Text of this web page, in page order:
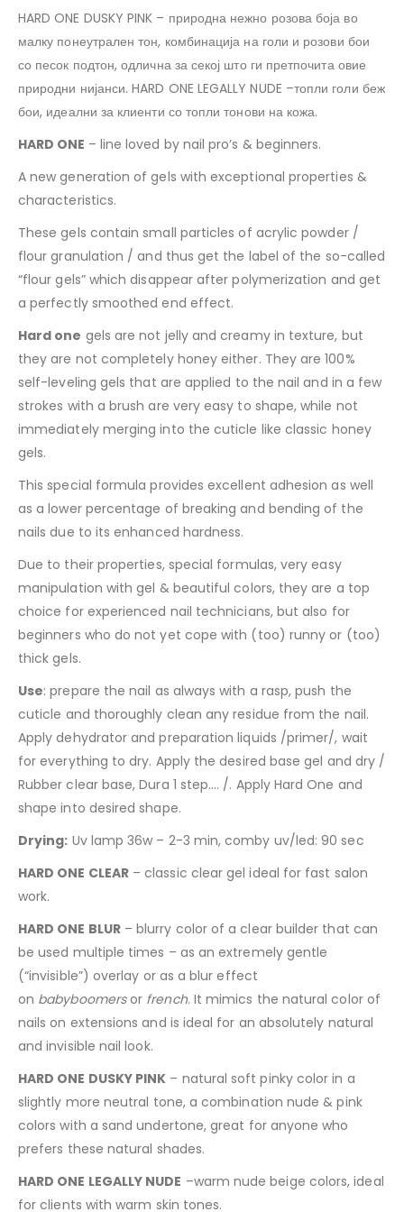
HARD ONE DUSKY PINK – природна нежно розова боја во
малку понеутрален тон, комбинација на голи и розови бои
со песок подтон, одлична за секој што ги претпочита овие
природни нијанси. HARD ONE LEGALLY NUDE –топли голи беж
бои, идеални за клиенти со топли тонови на кожа.
HARD ONE – line loved by nail pro’s & beginners.
A new generation of gels with exceptional properties &
characteristics.
These gels contain small particles of acrylic powder /
flour granulation / and thus get the label of the so-called
“flour gels” which disappear after polymerization and get
a perfectly smoothed end effect.
Hard one gels are not jelly and creamy in texture, but
they are not completely honey either. They are 100%
self-leveling gels that are applied to the nail and in a few
strokes with a brush are very easy to shape, while not
immediately merging into the cuticle like classic honey
gels.
This special formula provides excellent adhesion as well
as a lower percentage of breaking and bending of the
nails due to its enhanced hardness.
Due to their properties, special formulas, very easy
manipulation with gel & beautiful colors, they are a top
choice for experienced nail technicians, but also for
beginners who do not yet cope with (too) runny or (too)
thick gels.
Use: prepare the nail as always with a rasp, push the
cuticle and thoroughly clean any residue from the nail.
Apply dehydrator and preparation liquids /primer/, wait
for everything to dry. Apply the desired base gel and dry /
Rubber clear base, Dura 1 step…. /. Apply Hard One and
shape into desired shape.
Drying: Uv lamp 36w – 2-3 min, comby uv/led: 90 sec
HARD ONE CLEAR– classic clear gel ideal for fast salon
work.
HARD ONE BLUR– blurry color of a clear builder that can
be used multiple times – as an extremely gentle
(“invisible”) overlay or as a blur effect
on babyboomersor french. It mimics the natural color of
nails on extensions and is ideal for an absolutely natural
and invisible nail look.
HARD ONE DUSKY PINK – natural soft pinky color in a
slightly more neutral tone, a combination nude & pink
colors with a sand undertone, great for anyone who
prefers these natural shades.
HARD ONE LEGALLY NUDE –warm nude beige colors, ideal
for clients with warm skin tones.